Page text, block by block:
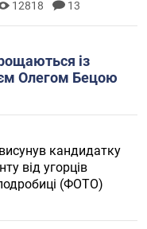
12818 13
із
Олегом Бецою
кандидатку
від угорців
(ФОТО)